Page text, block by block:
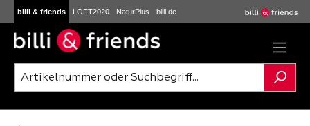
Zum Hauptinhalt springen
billi & friends LOFT2020 NaturPlus billi.de